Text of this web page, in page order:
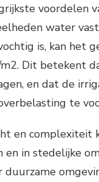
voordelen
water
is, kan het
Dit betekent
en dat de
te
en complexiteit
in stedelijke
duurzame